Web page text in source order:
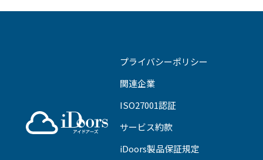
プライバシーポリシー
関連企業
ISO27001認証
サービス約款
iDoors製品保証規定